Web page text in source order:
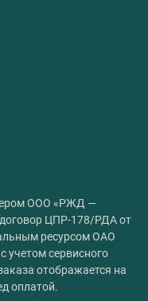
ООО «РЖД —
ЦПР-178/РДА от
ресурсом ОАО
учетом сервисного
отображается на
оплатой.